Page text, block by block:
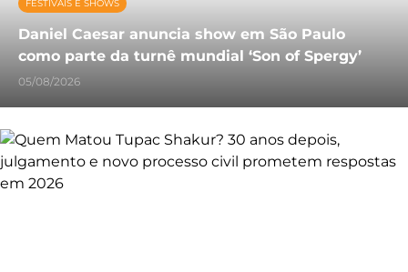
FESTIVAIS E SHOWS
Daniel Caesar anuncia show em São Paulo
como parte da turnê mundial ‘Son of Spergy’
05/08/2026